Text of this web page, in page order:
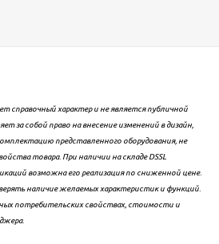
справочный характер и не является публичной
за собой право на внесение изменений в дизайн,
представленного оборудования, не
товара. При наличии на складе DSSL
возможна его реализация по сниженной цене.
наличие желаемых характеристик и функций.
потребительских свойствах, стоимости и